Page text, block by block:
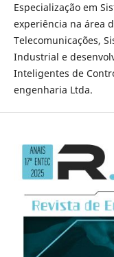
Especialização em
experiência na área
Telecomunicações,
Industrial e
Inteligentes de
engenharia Ltda.